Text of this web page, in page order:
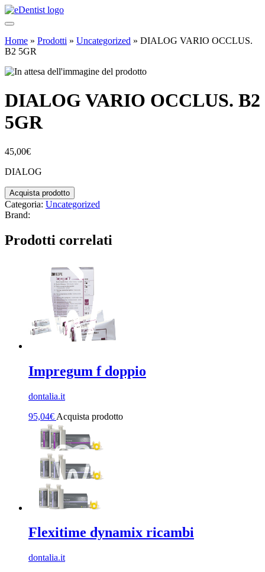
Home » Prodotti » Uncategorized » DIALOG VARIO OCCLUS.
B2 5GR
DIALOG VARIO OCCLUS. B2
5GR
45,00€
DIALOG
Acquista prodotto
Categoria: Uncategorized
Brand:
Prodotti correlati
Impregum f doppio
dontalia.it
95,04€ Acquista prodotto
Flexitime dynamix ricambi
dontalia.it